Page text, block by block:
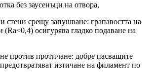
без заусенъци на отвора,
стени срещу запушване: грапавостта на
(Ra<0,4) осигурява гладко подаване на
против протичане: добре пасващите
изтичане на филамент по